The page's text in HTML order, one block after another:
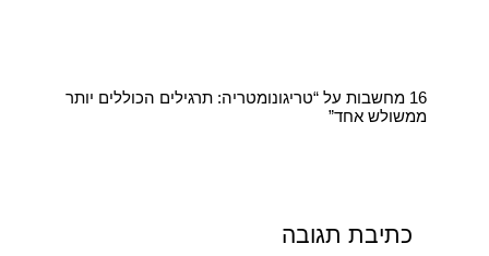
16 מחשבות על “טריגונומטריה: תרגילים הכוללים יותר
ממשולש אחד”
כתיבת תגובה